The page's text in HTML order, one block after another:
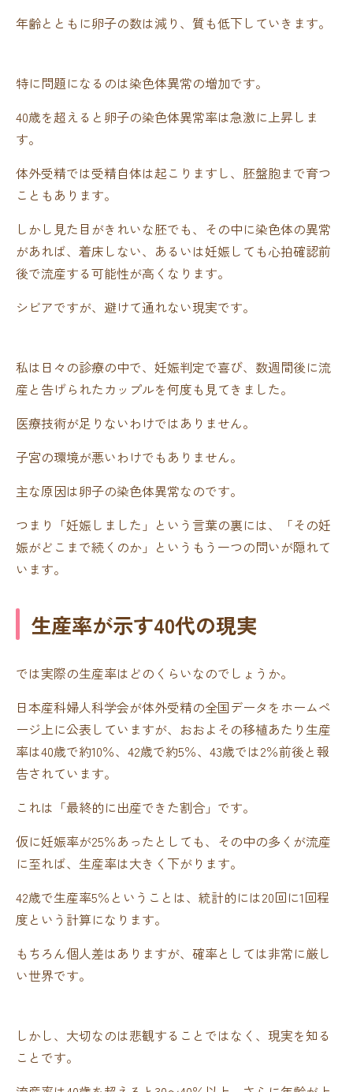
年齢とともに卵子の数は減り、質も低下していきます。
特に問題になるのは染色体異常の増加です。
40歳を超えると卵子の染色体異常率は急激に上昇しま
す。
体外受精では受精自体は起こりますし、胚盤胞まで育つ
こともあります。
しかし見た目がきれいな胚でも、その中に染色体の異常
があれば、着床しない、あるいは妊娠しても心拍確認前
後で流産する可能性が高くなります。
シビアですが、避けて通れない現実です。
私は日々の診療の中で、妊娠判定で喜び、数週間後に流
産と告げられたカップルを何度も見てきました。
医療技術が足りないわけではありません。
子宮の環境が悪いわけでもありません。
主な原因は卵子の染色体異常なのです。
つまり「妊娠しました」という言葉の裏には、「その妊
娠がどこまで続くのか」というもう一つの問いが隠れて
います。
生産率が示す40代の現実
では実際の生産率はどのくらいなのでしょうか。
日本産科婦人科学会が体外受精の全国データをホームペ
ージ上に公表していますが、おおよその移植あたり生産
率は40歳で約10％、42歳で約5％、43歳では2％前後と報
告されています。
これは「最終的に出産できた割合」です。
仮に妊娠率が25％あったとしても、その中の多くが流産
に至れば、生産率は大きく下がります。
42歳で生産率5％ということは、統計的には20回に1回程
度という計算になります。
もちろん個人差はありますが、確率としては非常に厳し
い世界です。
しかし、大切なのは悲観することではなく、現実を知る
ことです。